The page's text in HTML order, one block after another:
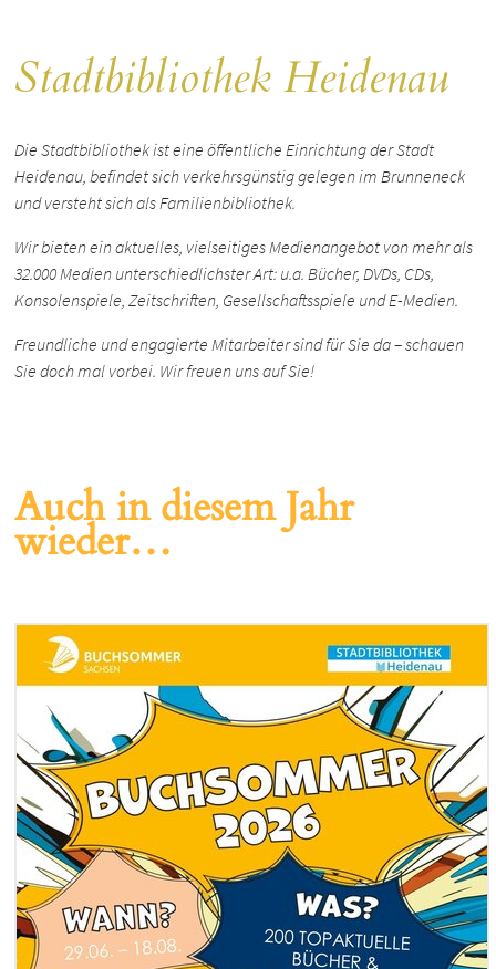
Stadtbibliothek Heidenau
Die Stadtbibliothek ist eine öffentliche Einrichtung der Stadt
Heidenau, befindet sich verkehrsgünstig gelegen im Brunneneck
und versteht sich als Familienbibliothek.
Wir bieten ein aktuelles, vielseitiges Medienangebot von mehr als
32.000 Medien unterschiedlichster Art: u.a. Bücher, DVDs, CDs,
Konsolenspiele, Zeitschriften, Gesellschaftsspiele und E-Medien.
Freundliche und engagierte Mitarbeiter sind für Sie da – schauen
Sie doch mal vorbei. Wir freuen uns auf Sie!
Auch in diesem Jahr
wieder…